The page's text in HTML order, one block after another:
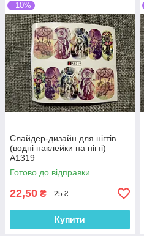
–10%
Слайдер-дизайн для нігтів
(водні наклейки на нігті)
A1319
Готово до відправки
22,50 ₴ 25 ₴
Купити